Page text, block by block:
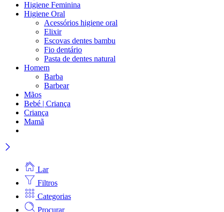
Higiene Feminina
Higiene Oral
Acessórios higiene oral
Elixir
Escovas dentes bambu
Fio dentário
Pasta de dentes natural
Homem
Barba
Barbear
Mãos
Bebé | Criança
Criança
Mamã
Lar
Filtros
Categorias
Procurar